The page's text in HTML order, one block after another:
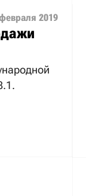
2019